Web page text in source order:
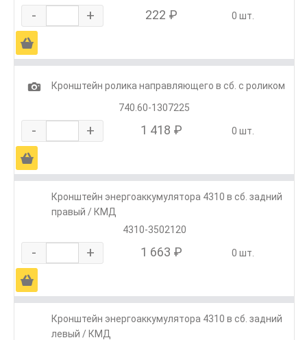
- + 222 ₽ 0 шт.
Ä
1
Кронштейн ролика направляющего в сб. с роликом
740.60-1307225
- + 1 418 ₽ 0 шт.
Ä
Кронштейн энергоаккумулятора 4310 в сб. задний
правый / КМД
4310-3502120
- + 1 663 ₽ 0 шт.
Ä
Кронштейн энергоаккумулятора 4310 в сб. задний
левый / КМД